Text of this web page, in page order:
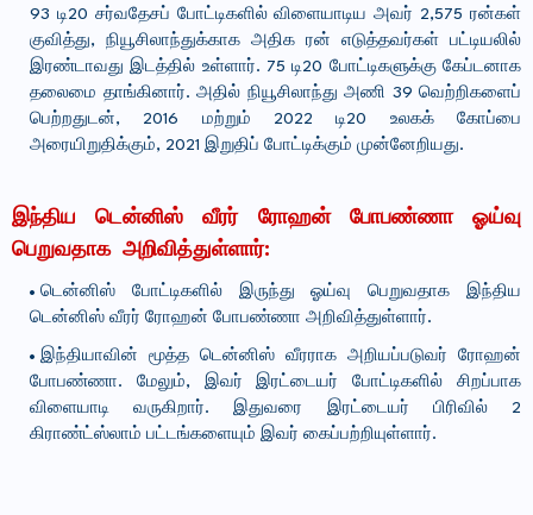
93 டி20 சர்வதேசப் போட்டிகளில் விளையாடிய அவர் 2,575 ரன்கள்
குவித்து, நியூசிலாந்துக்காக அதிக ரன் எடுத்தவர்கள் பட்டியலில்
இரண்டாவது இடத்தில் உள்ளார். 75 டி20 போட்டிகளுக்கு கேப்டனாக
தலைமை தாங்கினார். அதில் நியூசிலாந்து அணி 39 வெற்றிகளைப்
பெற்றதுடன், 2016 மற்றும் 2022 டி20 உலகக் கோப்பை
அரையிறுதிக்கும், 2021 இறுதிப் போட்டிக்கும் முன்னேறியது.
இந்திய டென்னிஸ் வீரர் ரோஹன் போபண்ணா ஓய்வு
பெறுவதாக அறிவித்துள்ளார்:
டென்னிஸ் போட்டிகளில் இருந்து ஓய்வு பெறுவதாக இந்திய
டென்னிஸ் வீரர் ரோஹன் போபண்ணா அறிவித்துள்ளார்.
இந்தியாவின் மூத்த டென்னிஸ் வீரராக அறியப்படுவர் ரோஹன்
போபண்ணா. மேலும், இவர் இரட்டையர் போட்டிகளில் சிறப்பாக
விளையாடி வருகிறார். இதுவரை இரட்டையர் பிரிவில் 2
கிராண்ட்ஸ்லாம் பட்டங்களையும் இவர் கைப்பற்றியுள்ளார்.